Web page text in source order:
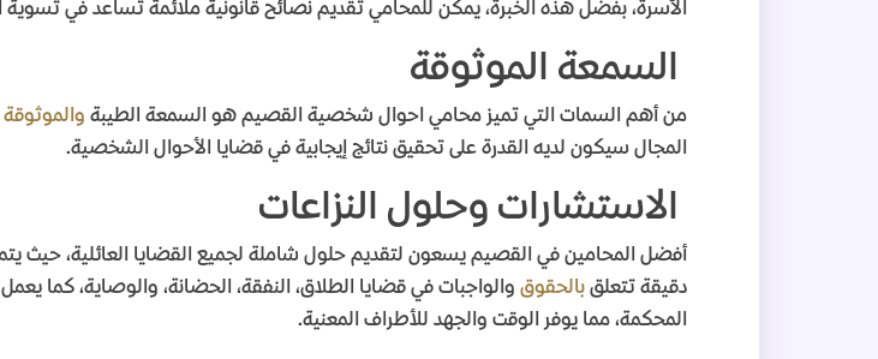
الأسرة، بفضل هذه الخبرة، يمكن للمحامي تقديم نصائح قانونية ملائمة تساعد في
السمعة الموثوقة
من أهم السمات التي تميز محامي احوال شخصية القصيم هو السمعة الطيبة والموثوقة
المجال سيكون لديه القدرة على تحقيق نتائج إيجابية في قضايا الأحوال الشخصية.
الاستشارات وحلول النزاعات
أفضل المحامين في القصيم يسعون لتقديم حلول شاملة لجميع القضايا العائلية،
دقيقة تتعلق بالحقوق والواجبات في قضايا الطلاق، النفقة، الحضانة، والوصاية، كما
المحكمة، مما يوفر الوقت والجهد للأطراف المعنية.